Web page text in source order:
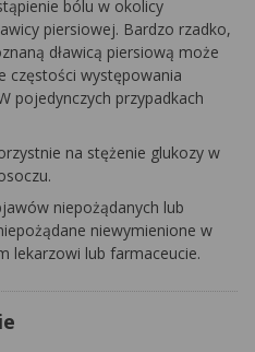
bólu w okolicy
piersiowej. Bardzo rzadko,
dławicą piersiową może
częstości występowania
pojedynczych przypadkach
na stężenie glukozy w
niepożądanych lub
niewymienione w
lekarzowi lub farmaceucie.